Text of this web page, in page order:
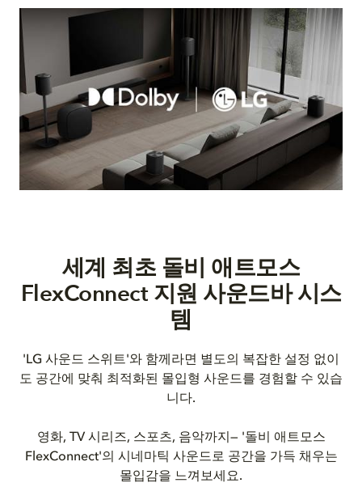
세계 최초 돌비 애트모스
FlexConnect 지원 사운드바 시스
템
'LG 사운드 스위트'와 함께라면 별도의 복잡한 설정 없이
도 공간에 맞춰 최적화된 몰입형 사운드를 경험할 수 있습
니다.
영화, TV 시리즈, 스포츠, 음악까지— '돌비 애트모스
FlexConnect'의 시네마틱 사운드로 공간을 가득 채우는
몰입감을 느껴보세요.